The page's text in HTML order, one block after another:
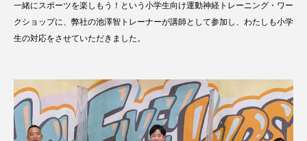
一緒にスポーツを楽しもう！という小学生向け運動神経トレーニング・ワー
クショップに、弊社の池澤智トレーナーが講師として参加し、わたしも小学
生の対応をさせていただきました。